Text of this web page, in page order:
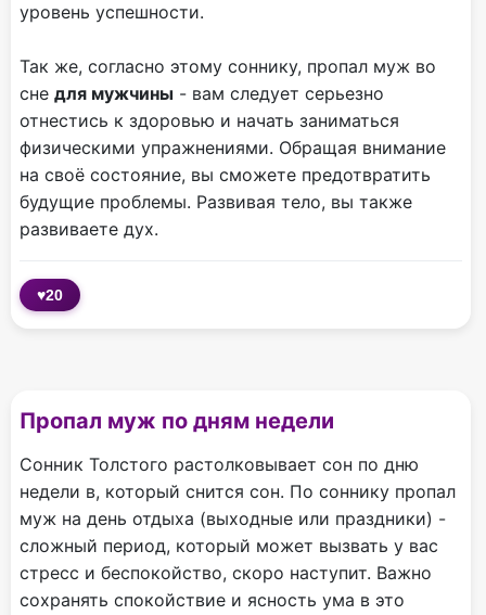
уровень успешности.
Так же, согласно этому соннику, пропал муж во
сне для мужчины - вам следует серьезно
отнестись к здоровью и начать заниматься
физическими упражнениями. Обращая внимание
на своё состояние, вы сможете предотвратить
будущие проблемы. Развивая тело, вы также
развиваете дух.
♥20
Пропал муж по дням недели
Сонник Толстого растолковывает сон по дню
недели в, который снится сон. По соннику пропал
муж на день отдыха (выходные или праздники) -
сложный период, который может вызвать у вас
стресс и беспокойство, скоро наступит. Важно
сохранять спокойствие и ясность ума в это